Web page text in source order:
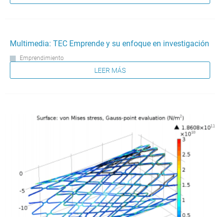
Multimedia: TEC Emprende y su enfoque en investigación
Emprendimiento
LEER MÁS